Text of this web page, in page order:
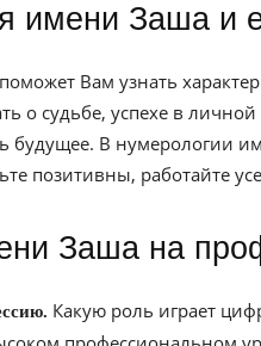
имени Заша и
Вам узнать
о судьбе, успехе в
будущее. В нумерологии
позитивны, работайте
Заша на
Какую роль играет